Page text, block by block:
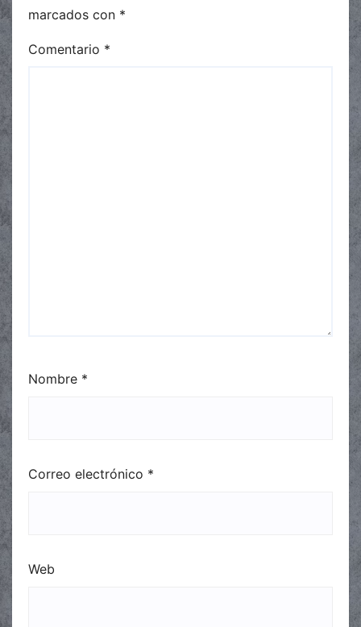
marcados con *
Comentario *
Nombre *
Correo electrónico *
Web